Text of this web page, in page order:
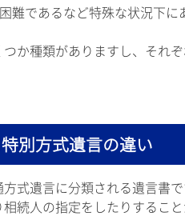
であるなど特殊な状況下に
か種類がありますし、それ
別方式遺言の違い
式遺言に分類される遺言書
続人の指定をしたりすること